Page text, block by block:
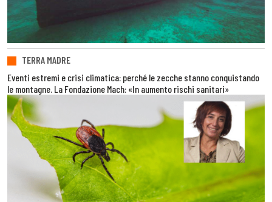
TERRA MADRE
Eventi estremi e crisi climatica: perché le zecche stanno conquistando
le montagne. La Fondazione Mach: «In aumento rischi sanitari»